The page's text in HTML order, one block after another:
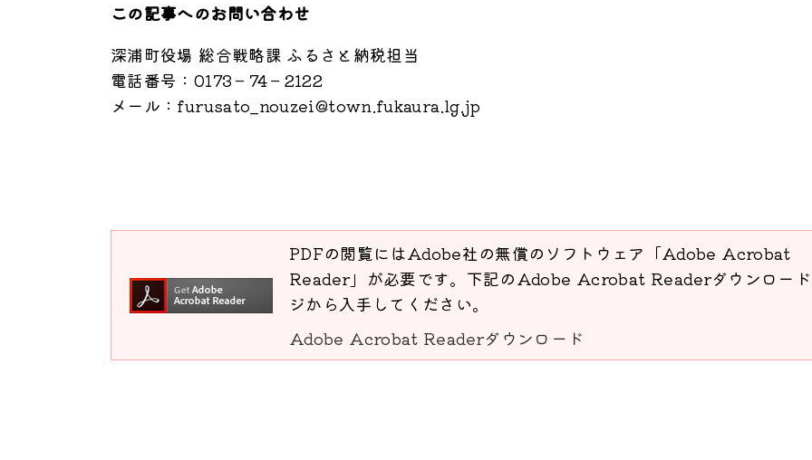
この記事へのお問い合わせ
深浦町役場 総合戦略課 ふるさと納税担当
電話番号：0173－74－2122
メール：furusato_nouzei@town.fukaura.lg.jp
PDFの閲覧にはAdobe社の無償のソフトウェア「Adobe Acrobat
Reader」が必要です。下記のAdobe Acrobat Readerダウンロー
ジから入手してください。
Adobe Acrobat Readerダウンロード